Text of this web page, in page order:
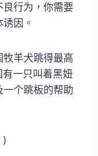
行为，你需要
因。
牧羊犬跳得最高
一只叫着黑妞
个跳板的帮助
)